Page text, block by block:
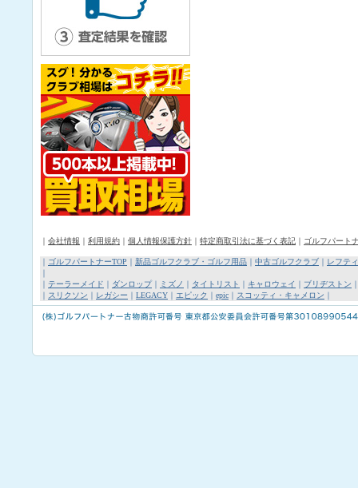
｜ 会社情報 ｜ 利用規約 ｜ 個人情報保護方針 ｜ 特定商取引法に基づく表記 ｜ ゴルフパート
｜ ゴルフパートナーTOP ｜ 新品ゴルフクラブ・ゴルフ用品 ｜ 中古ゴルフクラブ ｜ レフテ
｜
｜ テーラーメイド ｜ ダンロップ｜ ミズノ ｜ タイトリスト ｜ キャロウェイ ｜ ブリヂストン
｜ スリクソン ｜ レガシー ｜ LEGACY ｜ エピック ｜ epic ｜ スコッティ・キャメロン ｜